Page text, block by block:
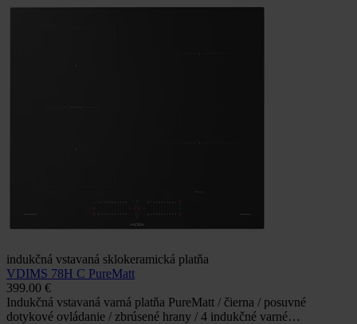
indukčná vstavaná sklokeramická platňa
VDIMS 78H C PureMatt
399.00 €
Indukčná vstavaná varná platňa PureMatt / čierna / posuvné
dotykové ovládanie / zbrúsené hrany / 4 indukčné varné…